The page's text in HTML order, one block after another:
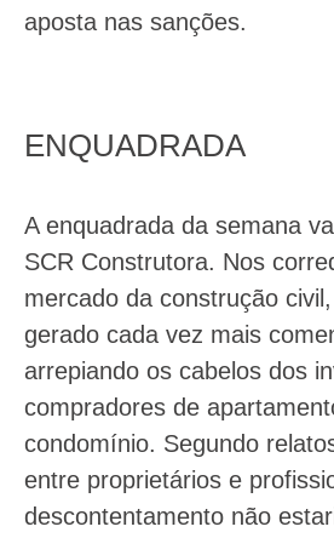
aposta nas sanções.
ENQUADRADA
A enquadrada da semana
SCR Construtora. Nos
mercado da construção
gerado cada vez mais
arrepiando os cabelos dos
compradores de
condomínio. Segundo
entre proprietários e
descontentamento não